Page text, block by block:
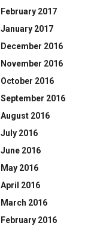
February 2017
January 2017
December 2016
November 2016
October 2016
September 2016
August 2016
July 2016
June 2016
May 2016
April 2016
March 2016
February 2016